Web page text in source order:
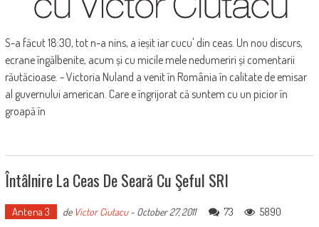
S-a făcut 18:30, tot n-a nins, a ieșit iar cucu' din ceas. Un nou discurs,
ecrane îngălbenite, acum și cu micile mele nedumeriri și comentarii
răutăcioase. - Victoria Nuland a venit în România în calitate de emisar
al guvernului american. Care e îngrijorat că suntem cu un picior în
groapă în
Întâlnire La Ceas De Seară Cu Şeful SRI
Antena 3 de Victor Ciutacu- October 27, 2011 73 5890